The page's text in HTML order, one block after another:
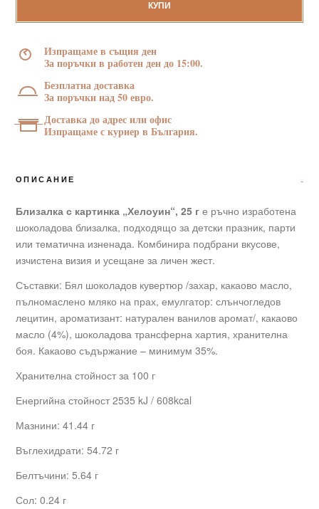
„Хелоуин“,
КУПИ
Изпращаме в същия ден
За поръчки в работен ден до 15:00.
Безплатна доставка
За поръчки над 50 евро.
Доставка до адрес или офис
Изпращаме с куриер в България.
ОПИСАНИЕ
Близалка с картинка „Хелоуин“, 25 г е ръчно изработена
шоколадова близалка, подходящо за детски празник, парти
или тематична изненада. Комбинира подбрани вкусове,
изчистена визия и усещане за личен жест.
Съставки: Бял шоколадов кувертюр /захар, какаово масло,
пълномаслено мляко на прах, емулгатор: слънчогледов
лецитин, ароматизант: натурален ванилов аромат/, какаово
масло (4%), шоколадова трансферна хартия, хранителна
боя. Какаово съдържание – минимум 35%.
Хранителна стойност за 100 г
Енергийна стойност 2535 kJ / 608kcal
Мазнини: 41.44 г
Въглехидрати: 54.72 г
Белтъчини: 5.64 г
Сол: 0.24 г